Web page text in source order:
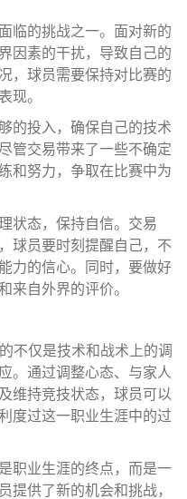
临的挑战之一。面对新的
因素的干扰，导致自己的
，球员需要保持对比赛的
现。
的投入，确保自己的技术
管交易带来了一些不确定
和努力，争取在比赛中为
状态，保持自信。交易
球员要时刻提醒自己，不
力的信心。同时，要做好
来自外界的评价。
不仅是技术和战术上的调
。通过调整心态、与家人
维持竞技状态，球员可以
度过这一职业生涯中的过
职业生涯的终点，而是一
提供了新的机会和挑战，